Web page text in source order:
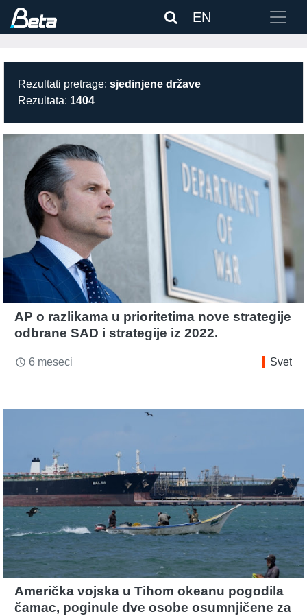
EN
Rezultati pretrage: sjedinjene države
Rezultata: 1404
AP o razlikama u prioritetima nove strategije
odbrane SAD i strategije iz 2022.
access_time 6 meseci Svet
Američka vojska u Tihom okeanu pogodila
čamac, poginule dve osobe osumnjičene za